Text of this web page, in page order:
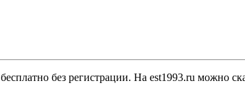
бесплатно без регистрации. На est1993.ru можно